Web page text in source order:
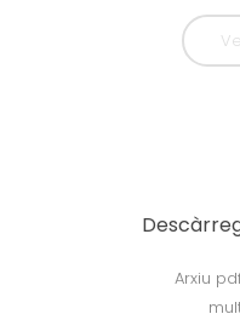
Arxiu